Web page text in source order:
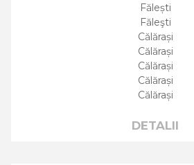
Fălești
Făleşti
Călărași
Călărași
Călărași
Călărași
Călărași
DETALII